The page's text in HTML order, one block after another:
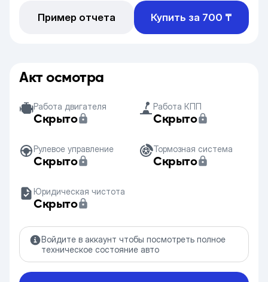
Пример отчета Купить за 700 ₸
Акт осмотра
Работа двигателя
Скрыто
Работа КПП
Скрыто
Рулевое управление
Скрыто
Тормозная система
Скрыто
Юридическая чистота
Скрыто
Войдите в аккаунт чтобы посмотреть полное
техническое состояние авто